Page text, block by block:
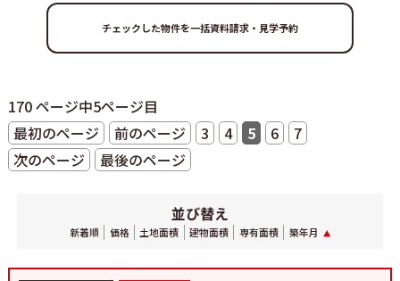
170 ページ中5ページ目
最初のページ
前のページ 3 4 5 6
7
次のページ
最後のページ
並び替え
新着順 価格 土地面積 建物面積 専有面積 築年月